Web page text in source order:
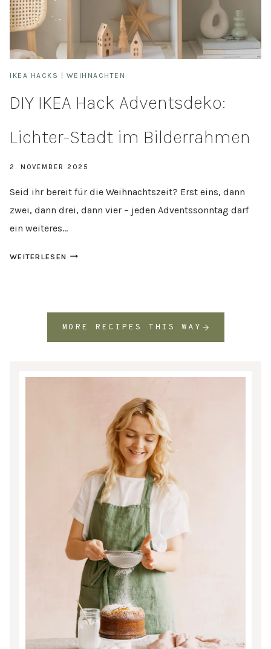
IKEA HACKS | WEIHNACHTEN
DIY IKEA Hack Adventsdeko:
Lichter-Stadt im Bilderrahmen
2. NOVEMBER 2025
Seid ihr bereit für die Weihnachtszeit? Erst eins, dann
zwei, dann drei, dann vier – jeden Adventssonntag darf
ein weiteres…
WEITERLESEN DIY
LICHTER-
STADT
IM
MORE RECIPES THIS WAY